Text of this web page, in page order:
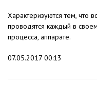
Характеризуются тем, что
проводятся каждый в
процесса, аппарате.
07.05.2017 00:13